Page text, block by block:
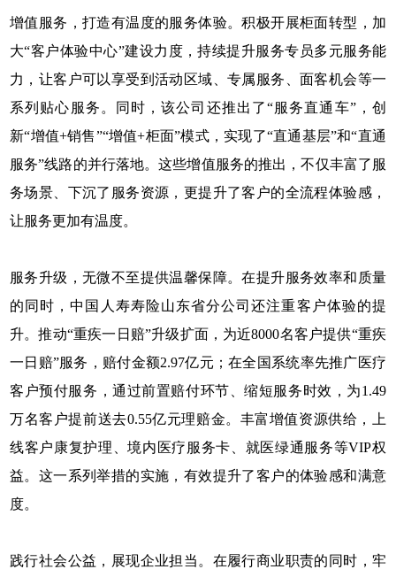
增值服务，打造有温度的服务体验。积极开展柜面转型，加
大“客户体验中心”建设力度，持续提升服务专员多元服务能
力，让客户可以享受到活动区域、专属服务、面客机会等一
系列贴心服务。同时，该公司还推出了“服务直通车”，创
新“增值+销售”“增值+柜面”模式，实现了“直通基层”和“直通
服务”线路的并行落地。这些增值服务的推出，不仅丰富了服
务场景、下沉了服务资源，更提升了客户的全流程体验感，
让服务更加有温度。
服务升级，无微不至提供温馨保障。在提升服务效率和质量
的同时，中国人寿寿险山东省分公司还注重客户体验的提
升。推动“重疾一日赔”升级扩面，为近8000名客户提供“重疾
一日赔”服务，赔付金额2.97亿元；在全国系统率先推广医疗
客户预付服务，通过前置赔付环节、缩短服务时效，为1.49
万名客户提前送去0.55亿元理赔金。丰富增值资源供给，上
线客户康复护理、境内医疗服务卡、就医绿通服务等VIP权
益。这一系列举措的实施，有效提升了客户的体验感和满意
度。
践行社会公益，展现企业担当。在履行商业职责的同时，牢